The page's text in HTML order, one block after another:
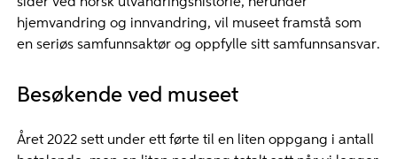
hjemvandring og innvandring, vil museet framstå som
en seriøs samfunnsaktør og oppfylle sitt samfunnsansvar.
Besøkende ved museet
Året 2022 sett under ett førte til en liten oppgang i antall